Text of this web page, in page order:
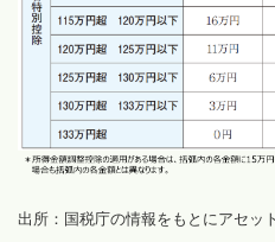
出所：国税庁の情報をもとにアセッ